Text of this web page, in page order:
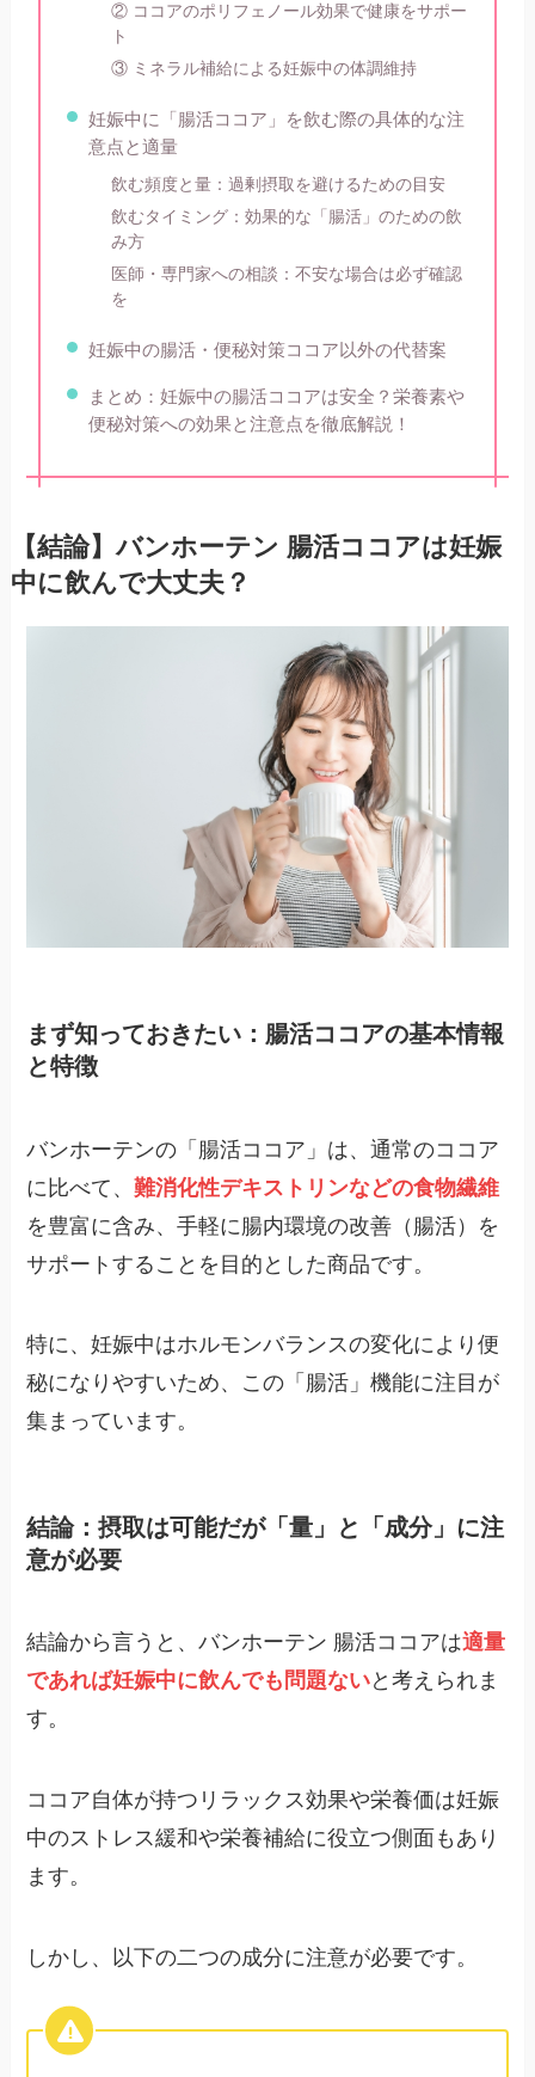
② ココアのポリフェノール効果で健康をサポー
ト
③ ミネラル補給による妊娠中の体調維持
妊娠中に「腸活ココア」を飲む際の具体的な注
意点と適量
飲む頻度と量：過剰摂取を避けるための目安
飲むタイミング：効果的な「腸活」のための飲
み方
医師・専門家への相談：不安な場合は必ず確認
を
妊娠中の腸活・便秘対策ココア以外の代替案
まとめ：妊娠中の腸活ココアは安全？栄養素や
便秘対策への効果と注意点を徹底解説！
【結論】バンホーテン 腸活ココアは妊娠
中に飲んで大丈夫？
まず知っておきたい：腸活ココアの基本情報
と特徴
バンホーテンの「腸活ココア」は、通常のココア
に比べて、難消化性デキストリンなどの食物繊維
を豊富に含み、手軽に腸内環境の改善（腸活）を
サポートすることを目的とした商品です。
特に、妊娠中はホルモンバランスの変化により便
秘になりやすいため、この「腸活」機能に注目が
集まっています。
結論：摂取は可能だが「量」と「成分」に注
意が必要
結論から言うと、バンホーテン 腸活ココアは適量
であれば妊娠中に飲んでも問題ないと考えられま
す。
ココア自体が持つリラックス効果や栄養価は妊娠
中のストレス緩和や栄養補給に役立つ側面もあり
ます。
しかし、以下の二つの成分に注意が必要です。